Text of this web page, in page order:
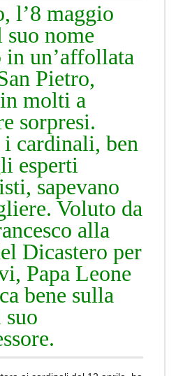
l’8 maggio
nome
in un’affollata
Pietro,
molti a
sorpresi.
cardinali, ben
esperti
sapevano
Voluto da
alla
Dicastero per
Papa Leone
bene sulla
suo